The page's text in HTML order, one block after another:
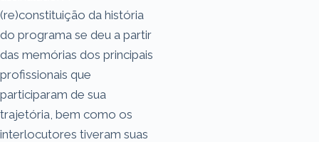
(re)constituição da história
do programa se deu a partir
das memórias dos principais
profissionais que
participaram de sua
trajetória, bem como os
interlocutores tiveram suas